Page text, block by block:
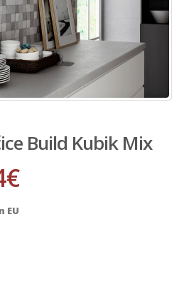
Build Kubik Mix
€
EU